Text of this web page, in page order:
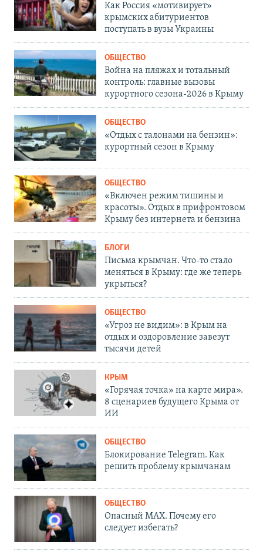
Как Россия «мотивирует»
крымских абитуриентов
поступать в вузы Украины
ОБЩЕСТВО
Война на пляжах и тотальный
контроль: главные вызовы
курортного сезона-2026 в Крыму
ОБЩЕСТВО
«Отдых с талонами на бензин»:
курортный сезон в Крыму
ОБЩЕСТВО
«Включен режим тишины и
красоты». Отдых в прифронтовом
Крыму без интернета и бензина
БЛОГИ
Письма крымчан. Что-то стало
меняться в Крыму: где же теперь
укрыться?
ОБЩЕСТВО
«Угроз не видим»: в Крым на
отдых и оздоровление завезут
тысячи детей
КРЫМ
«Горячая точка» на карте мира».
8 сценариев будущего Крыма от
ИИ
ОБЩЕСТВО
Блокирование Telegram. Как
решить проблему крымчанам
ОБЩЕСТВО
Опасный MAX. Почему его
следует избегать?